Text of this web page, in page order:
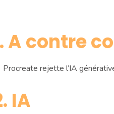
A contre
Procreate rejette l’IA
IA